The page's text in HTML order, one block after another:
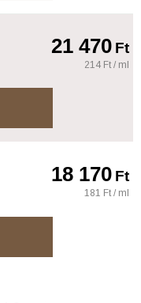
21 470Ft
214 Ft / ml
18 170Ft
181 Ft / ml